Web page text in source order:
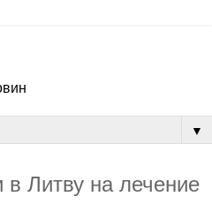
▼
в Литву на лечение